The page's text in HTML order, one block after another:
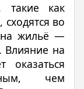
такие как
во
жильё —
Влияние на
оказаться
чем